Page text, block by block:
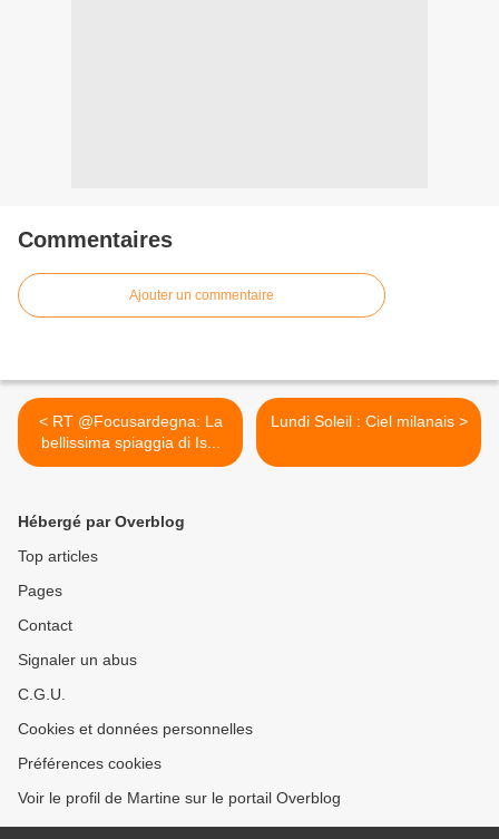
Commentaires
Ajouter un commentaire
< RT @Focusardegna: La
bellissima spiaggia di Is...
Lundi Soleil : Ciel milanais >
Hébergé par Overblog
Top articles
Pages
Contact
Signaler un abus
C.G.U.
Cookies et données personnelles
Préférences cookies
Voir le profil de Martine sur le portail Overblog